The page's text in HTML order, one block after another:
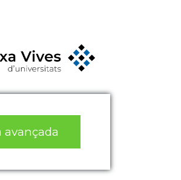
avançada